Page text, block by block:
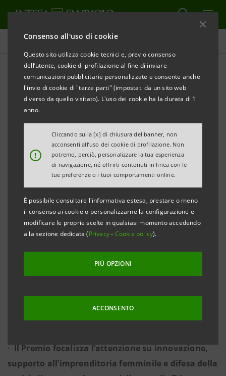
Consenso all'uso di cookie
Questo sito utilizza cookie tecnici e, previo consenso
dell’utente, cookie di profilazione al fine di inviare
comunicazioni pubblicitarie personalizzate e consente anche
l'invio di cookie di "terze parti" (impostati da un sito web
diverso da quello visitato). L'uso dei cookie ha la durata di 1
anno.
!
Cliccando sulla [x] di chiusura del banner, non
acconsenti all’uso dei cookie di profilazione. Non
potremo, perciò, personalizzare la tua esperienza
di navigazione, né offrirti contenuti in linea con le
tue preferenze o i tuoi comportamenti online.
È possibile consultare l'informativa estesa, prestare o meno
il consenso ai cookie o personalizzarne la configurazione e
modificare le proprie scelte in qualsiasi momento accedendo
alla sezione dedicata (Privacy- Cookie policy).
PIÙ OPZIONI
ACCONSENTO
Comunicati stampa
STAMPA AGGIORNA
FONDAZIONE MARISA BELLISARIO E INTESA
SANPAOLO: PREMIO WOMEN VALUE COMPANY
2024, UN FUTURO CON PIU’ DONNE PROTAGONISTE
A FIRENZE IL PRIMO DEI TRE EVENTIDEDICATI ALLE
100 AZIENDE VINCITRICI
UN MILIARDO DI EURO A DISPOSIZIONE PER
L’IMPRENDITORIA FEMMINILE
Women Value Company Intesa Sanpaolo, categoria
speciale delPremio Marisa Bellisario,è stato
istituito otto anni fa dalla Fondazione Marisa
Tre eventi con riconoscimenti alle 100 imprese
vincitrici, assegnazione di Due le Mele d’oro e
·Il Premio focalizza l’attenzione su innovazione,
supporto all’imprenditoria femminile e difesa della